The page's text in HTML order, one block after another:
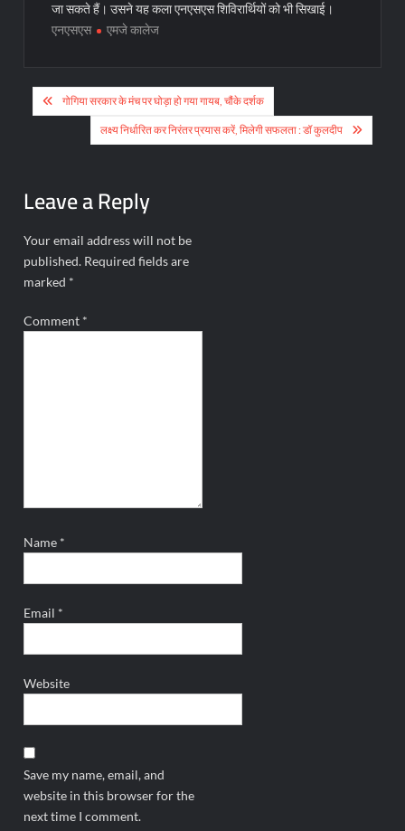
जा सकते हैं। उसने यह कला एनएसएस शिविरार्थियों को भी सिखाई।
एनएसएस
एमजे कालेज
Post
navigation
गोगिया सरकार के मंच पर घोड़ा हो गया गायब, चौंके दर्शक
लक्ष्य निर्धारित कर निरंतर प्रयास करें, मिलेगी सफलता : डॉ कुलदीप
Leave a Reply
Your email address will not be
published. Required fields are
marked *
Comment *
Name *
Email *
Website
Save my name, email, and
website in this browser for the
next time I comment.